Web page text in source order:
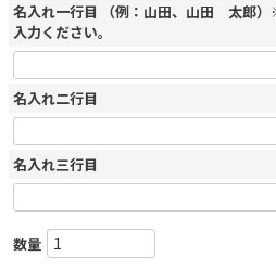
名入れ一行目 （例：山田、山田 太郎
入力ください。
名入れ二行目
名入れ三行目